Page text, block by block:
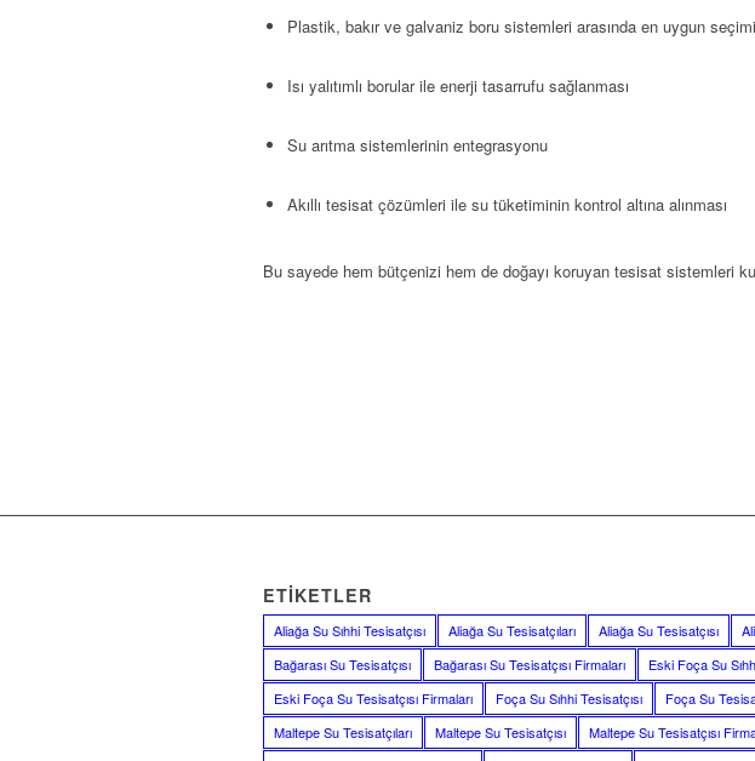
Plastik, bakır ve galvaniz boru sistemleri arasında en uygun
Isı yalıtımlı borular ile enerji tasarrufu sağlanması
Su arıtma sistemlerinin entegrasyonu
Akıllı tesisat çözümleri ile su tüketiminin kontrol altına alınması
Bu sayede hem bütçenizi hem de doğayı koruyan tesisat sistemleri
ETIKETLER
Aliağa Su Sıhhi Tesisatçısı Aliağa Su Tesisatçıları Aliağa Su Tesisatçısı
Bağarası Su Tesisatçısı
Bağarası Su Tesisatçısı Firmaları Eski Foça Su
Eski Foça Su Tesisatçısı Firmaları
Foça Su Sıhhi Tesisatçısı Foça Su
Maltepe Su Tesisatçıları
Maltepe Su Tesisatçısı Maltepe Su Tesisatçısı